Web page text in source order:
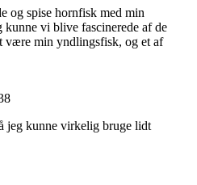
og spise hornfisk med min
kunne vi blive fascinerede af de
være min yndlingsfisk, og et af
jeg kunne virkelig bruge lidt